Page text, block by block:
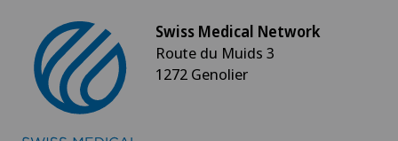
Swiss Medical Network
Route du Muids 3
1272 Genolier